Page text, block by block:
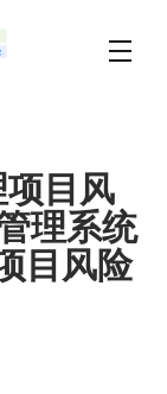
目风
理系统
目风险